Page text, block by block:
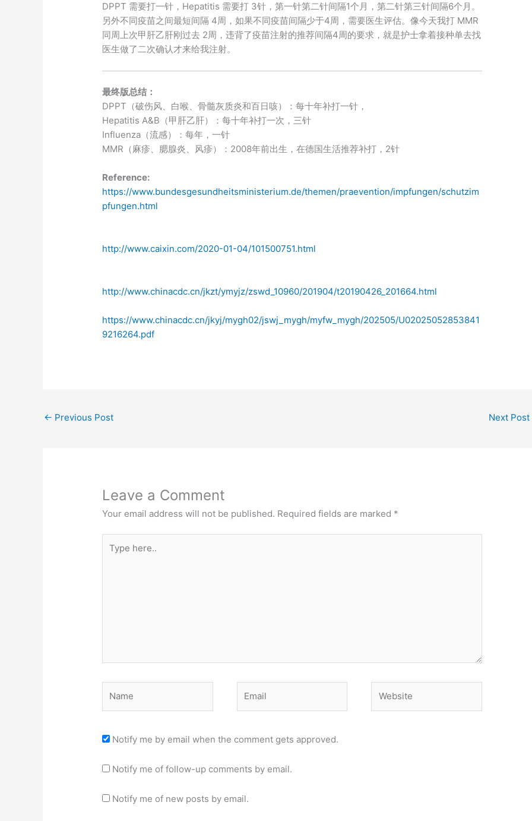
DPPT 需要打一针，Hepatitis 需要打 3针，第一针第二针间隔1个月，第二针第三针间隔6个月。
另外不同疫苗之间最短间隔 4周，如果不同疫苗间隔少于4周，需要医生评估。像今天我打 MMR
同周上次甲肝乙肝刚过去 2周，违背了疫苗注射的推荐间隔4周的要求，就是护士拿着接种单去找
医生做了二次确认才来给我注射。
最终版总结：
DPPT（破伤风、白喉、骨髓灰质炎和百日咳）：每十年补打一针，
Hepatitis A&B（甲肝乙肝）：每十年补打一次，三针
Influenza（流感）：每年，一针
MMR（麻疹、腮腺炎、风疹）：2008年前出生，在德国生活推荐补打，2针
Reference:
https://www.bundesgesundheitsministerium.de/themen/praevention/impfungen/schutzim
pfungen.html
http://www.caixin.com/2020-01-04/101500751.html
http://www.chinacdc.cn/jkzt/ymyjz/zswd_10960/201904/t20190426_201664.html
https://www.chinacdc.cn/jkyj/mygh02/jswj_mygh/myfw_mygh/202505/U02025052853841
9216264.pdf
← Previous Post Next Post
Leave a Comment
Your email address will not be published. Required fields are marked *
here..
Notify me by email when the comment gets approved.
Notify me of follow-up comments by email.
Notify me of new posts by email.